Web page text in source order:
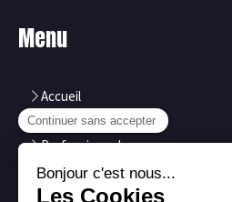
Menu
Accueil
Particuliers
Professionnels
Notre équipe
Nos atouts